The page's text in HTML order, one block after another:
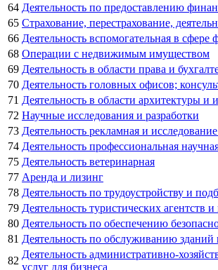
64 Деятельность по предоставлению
65 Страхование, перестрахование,
66 Деятельность вспомогательная в
68 Операции с недвижимым имуществом
69 Деятельность в области права и
70 Деятельность головных офисов;
71 Деятельность в области архитектуры
72 Научные исследования и разработки
73 Деятельность рекламная и
74 Деятельность профессиональная
75 Деятельность ветеринарная
77 Аренда и лизинг
78 Деятельность по трудоустройству и
79 Деятельность туристических
80 Деятельность по обеспечению
81 Деятельность по обслуживанию зданий
82
Деятельность административно-
услуг для бизнеса